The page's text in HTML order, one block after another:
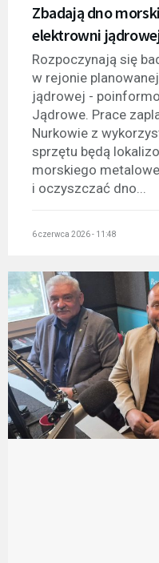
Zbadają dno
elektrowni
Rozpoczynają się
w rejonie
jądrowej -
Jądrowe. Prace
Nurkowie z
sprzętu będą
morskiego
i oczyszczać dno...
6 czerwca 2026 - 11:48